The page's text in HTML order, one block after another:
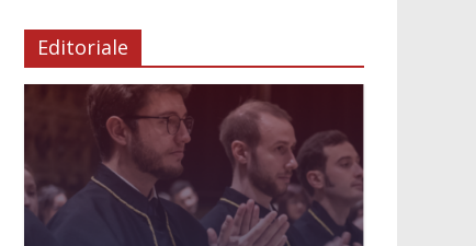
Editoriale